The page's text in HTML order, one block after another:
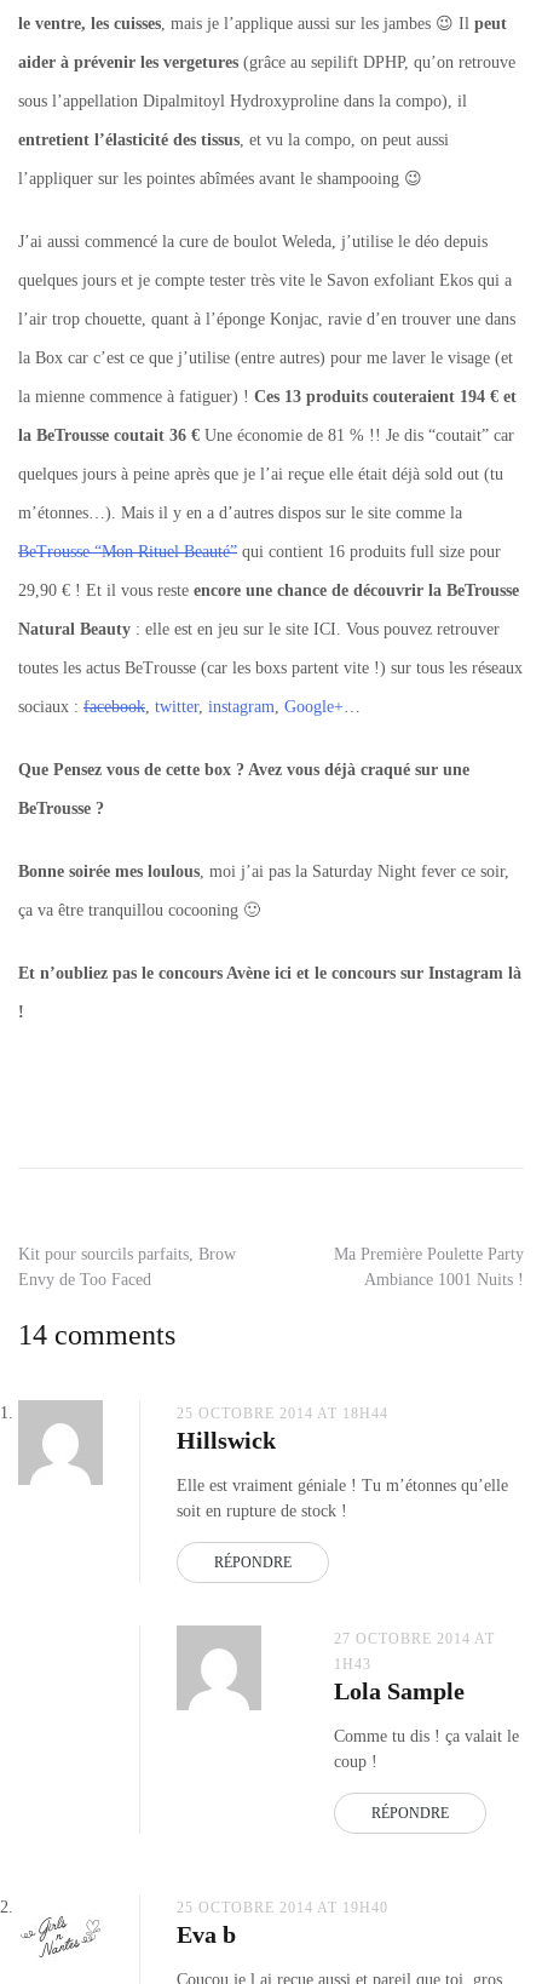
le ventre, les cuisses, mais je l’applique aussi sur les jambes 😉 Il peut
aider à prévenir les vergetures (grâce au sepilift DPHP, qu’on retrouve
sous l’appellation Dipalmitoyl Hydroxyproline dans la compo), il
entretient l’élasticité des tissus, et vu la compo, on peut aussi
l’appliquer sur les pointes abîmées avant le shampooing 😉
J’ai aussi commencé la cure de boulot Weleda, j’utilise le déo depuis
quelques jours et je compte tester très vite le Savon exfoliant Ekos qui a
l’air trop chouette, quant à l’éponge Konjac, ravie d’en trouver une dans
la Box car c’est ce que j’utilise (entre autres) pour me laver le visage (et
la mienne commence à fatiguer) ! Ces 13 produits couteraient 194 € et
la BeTrousse coutait 36 € Une économie de 81 % !! Je dis “coutait” car
quelques jours à peine après que je l’ai reçue elle était déjà sold out (tu
m’étonnes…). Mais il y en a d’autres dispos sur le site comme la
BeTrousse “Mon Rituel Beauté” qui contient 16 produits full size pour
29,90 € ! Et il vous reste encore une chance de découvrir la BeTrousse
Natural Beauty : elle est en jeu sur le site ICI. Vous pouvez retrouver
toutes les actus BeTrousse (car les boxs partent vite !) sur tous les réseaux
sociaux : facebook, twitter, instagram, Google+…
Que Pensez vous de cette box ? Avez vous déjà craqué sur une
BeTrousse ?
Bonne soirée mes loulous, moi j’ai pas la Saturday Night fever ce soir,
ça va être tranquillou cocooning 🙂
Et n’oubliez pas le concours Avène ici et le concours sur Instagram là
!
beauty,
box
box
Navigation
l’article
Kit pour sourcils parfaits, Brow
Envy de Too Faced
Ma Première Poulette Party
Ambiance 1001 Nuits !
14 comments
25 OCTOBRE 2014 AT 18H44
Hillswick
Elle est vraiment géniale ! Tu m’étonnes qu’elle
soit en rupture de stock !
RÉPONDRE
27 OCTOBRE 2014 AT
1H43
Lola Sample
Comme tu dis ! ça valait le
coup !
RÉPONDRE
25 OCTOBRE 2014 AT 19H40
Eva b
Coucou je l ai reçue aussi et pareil que toi, gros